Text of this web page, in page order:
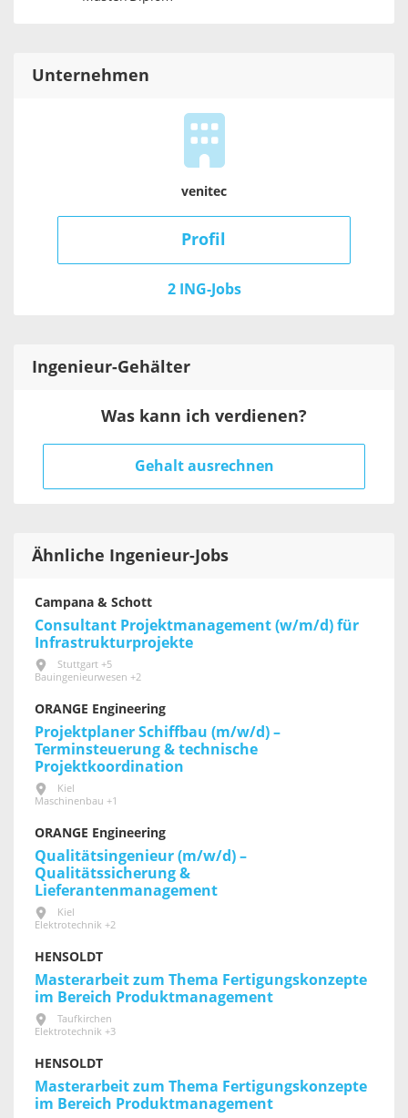
Unternehmen
venitec
Profil
2 ING-Jobs
Ingenieur-Gehälter
Was kann ich verdienen?
Gehalt ausrechnen
Ähnliche Ingenieur-Jobs
Campana & Schott
Consultant Projektmanagement (w/m/d) für
Infrastrukturprojekte
Stuttgart +5
Bauingenieurwesen +2
ORANGE Engineering
Projektplaner Schiffbau (m/w/d) –
Terminsteuerung & technische
Projektkoordination
Kiel
Maschinenbau +1
ORANGE Engineering
Qualitätsingenieur (m/w/d) –
Qualitätssicherung &
Lieferantenmanagement
Kiel
Elektrotechnik +2
HENSOLDT
Masterarbeit zum Thema Fertigungskonzepte
im Bereich Produktmanagement
Taufkirchen
Elektrotechnik +3
HENSOLDT
Masterarbeit zum Thema Fertigungskonzepte
im Bereich Produktmanagement